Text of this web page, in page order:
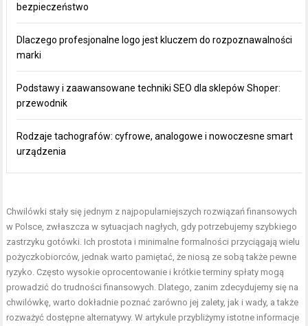
bezpieczeństwo
Dlaczego profesjonalne logo jest kluczem do rozpoznawalności
marki
Podstawy i zaawansowane techniki SEO dla sklepów Shoper:
przewodnik
Rodzaje tachografów: cyfrowe, analogowe i nowoczesne smart
urządzenia
Chwilówki stały się jednym z najpopularniejszych rozwiązań finansowych
w Polsce, zwłaszcza w sytuacjach nagłych, gdy potrzebujemy szybkiego
zastrzyku gotówki. Ich prostota i minimalne formalności przyciągają wielu
pożyczkobiorców, jednak warto pamiętać, że niosą ze sobą także pewne
ryzyko. Często wysokie oprocentowanie i krótkie terminy spłaty mogą
prowadzić do trudności finansowych. Dlatego, zanim zdecydujemy się na
chwilówkę, warto dokładnie poznać zarówno jej zalety, jak i wady, a także
rozważyć dostępne alternatywy. W artykule przybliżymy istotne informacje